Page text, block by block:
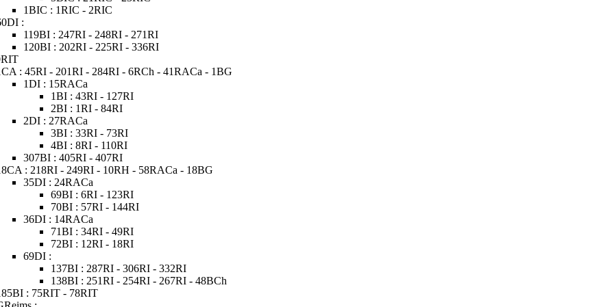
1BIC : 1RIC - 2RIC
:
119BI : 247RI - 248RI - 271RI
120BI : 202RI - 225RI - 336RI
: 45RI - 201RI - 284RI - 6RCh - 41RACa - 1BG
1DI : 15RACa
1BI : 43RI - 127RI
2BI : 1RI - 84RI
2DI : 27RACa
3BI : 33RI - 73RI
4BI : 8RI - 110RI
307BI : 405RI - 407RI
: 218RI - 249RI - 10RH - 58RACa - 18BG
35DI : 24RACa
69BI : 6RI - 123RI
70BI : 57RI - 144RI
36DI : 14RACa
71BI : 34RI - 49RI
72BI : 12RI - 18RI
69DI :
137BI : 287RI - 306RI - 332RI
138BI : 251RI - 254RI - 267RI - 48BCh
: 75RIT - 78RIT